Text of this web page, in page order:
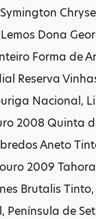
Dona
Forma de
Reserva
Nacional,
2008 Quinta
Aneto
2009
Brutalis
de